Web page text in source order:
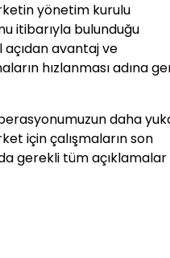
yönetim kurulu
itibarıyla bulunduğu
avantaj ve
hızlanması adına
daha
için çalışmaların son
gerekli tüm açıklamalar